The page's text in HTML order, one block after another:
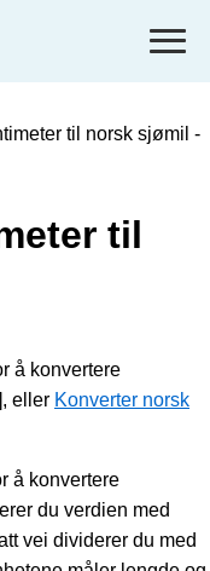
til norsk sjømil -
til
å konvertere
eller Konverter norsk
å konvertere
du verdien med
vei dividerer du med